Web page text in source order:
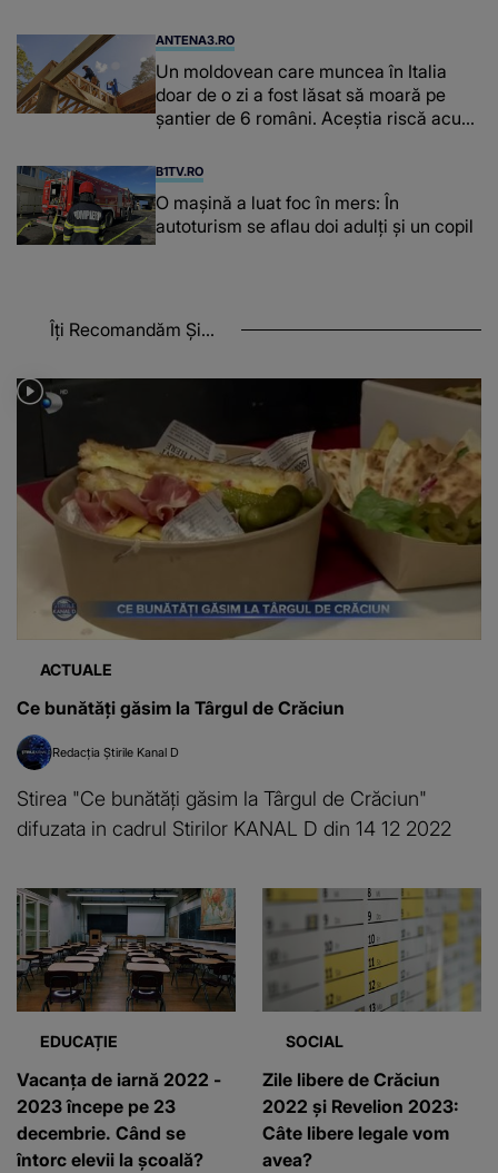
ANTENA3.RO
Un moldovean care muncea în Italia
doar de o zi a fost lăsat să moară pe
şantier de 6 români. Aceștia riscă acum
B1TV.RO
O maşină a luat foc în mers: În
autoturism se aflau doi adulți și un copil
Îți Recomandăm Și...
ACTUALE
Ce bunătăți găsim la Târgul de Crăciun
Redacția Știrile Kanal D
Stirea "Ce bunătăți găsim la Târgul de Crăciun"
difuzata in cadrul Stirilor KANAL D din 14 12 2022
EDUCAȚIE
Vacanţa de iarnă 2022 -
2023 începe pe 23
decembrie. Când se
întorc elevii la școală?
SOCIAL
Zile libere de Crăciun
2022 și Revelion 2023:
Câte libere legale vom
avea?